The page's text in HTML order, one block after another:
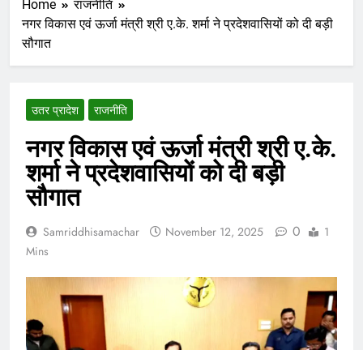
Home
राजनीति
नगर विकास एवं ऊर्जा मंत्री श्री ए.के. शर्मा ने प्रदेशवासियों को दी बड़ी
सौगात
उतर प्रादेश राजनीति
नगर विकास एवं ऊर्जा मंत्री श्री ए.के.
शर्मा ने प्रदेशवासियों को दी बड़ी
सौगात
Samriddhisamachar November 12, 2025 0
1
Mins